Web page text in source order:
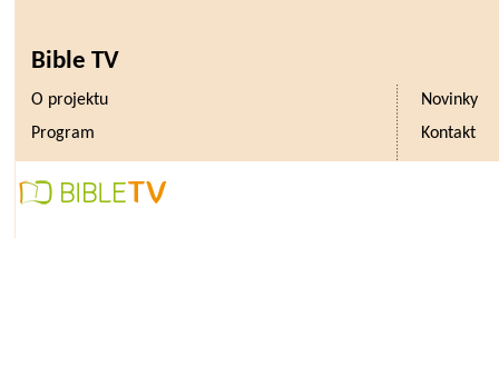
Bible TV
O projektu
Novinky
Program
Kontakt